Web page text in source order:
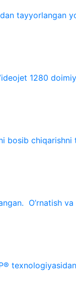
tayyorlangan
1280
bosib chiqarishni
O’rnatish